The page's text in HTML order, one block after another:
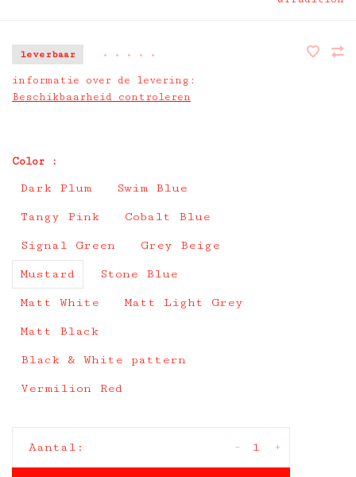
leverbaar • • • • •
informatie over de levering:
Beschikbaarheid controleren
Color :
Dark Plum Swim Blue
Tangy Pink Cobalt Blue
Signal Green Grey Beige
Mustard Stone Blue
Matt White Matt Light Grey
Matt Black
Black & White pattern
Vermilion Red
Aantal: +
-